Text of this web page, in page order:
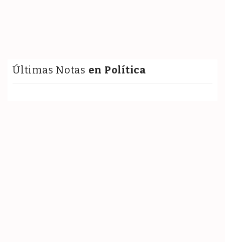
Últimas Notas en Política